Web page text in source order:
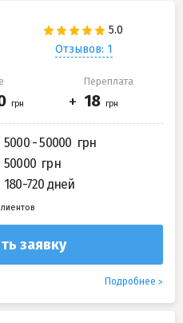
Отзывов: 1
Переплата
5000 - 50000
50000
180-720 дней
заявку
Подробнее